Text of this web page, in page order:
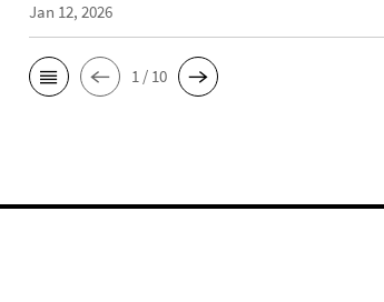
Jan 12, 2026
1 / 10